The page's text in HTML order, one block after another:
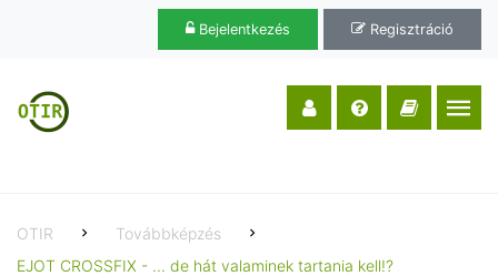
Bejelentkezés Regisztráció
OTIR
Továbbképzés
EJOT CROSSFIX - ... de hát valaminek tartania kell!?